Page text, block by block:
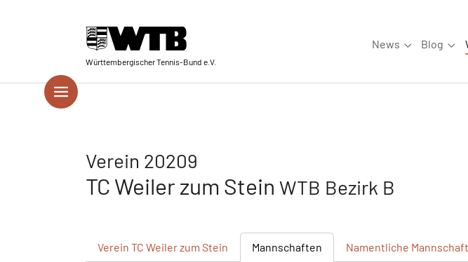
Württembergischer Tennis-Bund e.V.
News
Submenu
Blog
Verein 20209
TC Weiler zum Stein WTB Bezirk B
Verein TC Weiler zum Stein Mannschaften Namentliche